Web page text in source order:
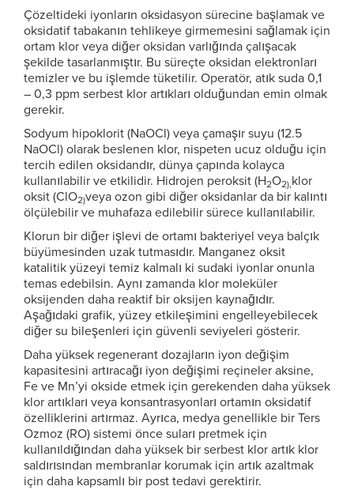
Çözeltideki iyonların oksidasyon sürecine başlamak ve
oksidatif tabakanın tehlikeye girmemesini sağlamak için
ortam klor veya diğer oksidan varlığında çalışacak
şekilde tasarlanmıştır. Bu süreçte oksidan elektronları
temizler ve bu işlemde tüketilir. Operatör, atık suda 0,1
– 0,3 ppm serbest klor artıkları olduğundan emin olmak
gerekir.
Sodyum hipoklorit (NaOCl) veya çamaşır suyu (12.5
NaOCl) olarak beslenen klor, nispeten ucuz olduğu için
tercih edilen oksidandır, dünya çapında kolayca
kullanılabilir ve etkilidir. Hidrojen peroksit (H2O2),klor
oksit (ClO2)veya ozon gibi diğer oksidanlar da bir kalıntı
ölçülebilir ve muhafaza edilebilir sürece kullanılabilir.
Klorun bir diğer işlevi de ortamı bakteriyel veya balçık
büyümesinden uzak tutmasıdır. Manganez oksit
katalitik yüzeyi temiz kalmalı ki sudaki iyonlar onunla
temas edebilsin. Aynı zamanda klor moleküler
oksijenden daha reaktif bir oksijen kaynağıdır.
Aşağıdaki grafik, yüzey etkileşimini engelleyebilecek
diğer su bileşenleri için güvenli seviyeleri gösterir.
Daha yüksek regenerant dozajların iyon değişim
kapasitesini artıracağı iyon değişimi reçineler aksine,
Fe ve Mn’yi okside etmek için gerekenden daha yüksek
klor artıkları veya konsantrasyonları ortamın oksidatif
özelliklerini artırmaz. Ayrıca, medya genellikle bir Ters
Ozmoz (RO) sistemi önce suları pretmek için
kullanıldığından daha yüksek bir serbest klor artık klor
saldırısından membranlar korumak için artık azaltmak
için daha kapsamlı bir post tedavi gerektirir.